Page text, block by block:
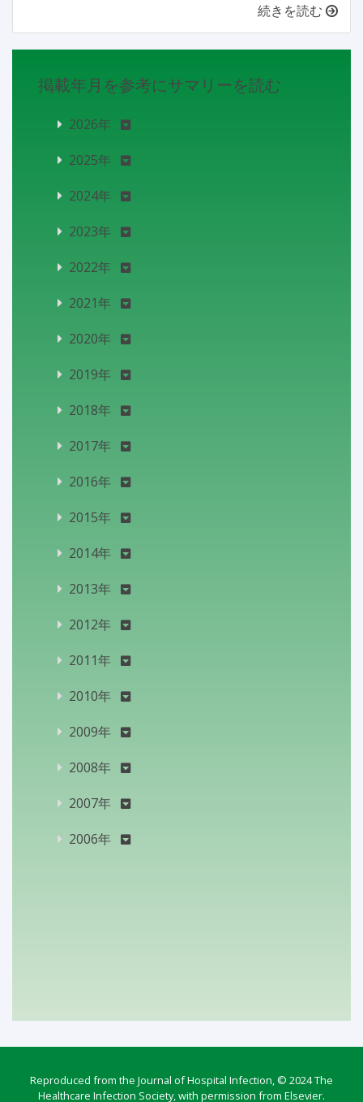
続きを読む
掲載年月を参考にサマリーを読む
2026年
2025年
2024年
2023年
2022年
2021年
2020年
2019年
2018年
2017年
2016年
2015年
2014年
2013年
2012年
2011年
2010年
2009年
2008年
2007年
2006年
Reproduced from the Journal of Hospital Infection, © 2024 The
Healthcare Infection Society, with permission from Elsevier.